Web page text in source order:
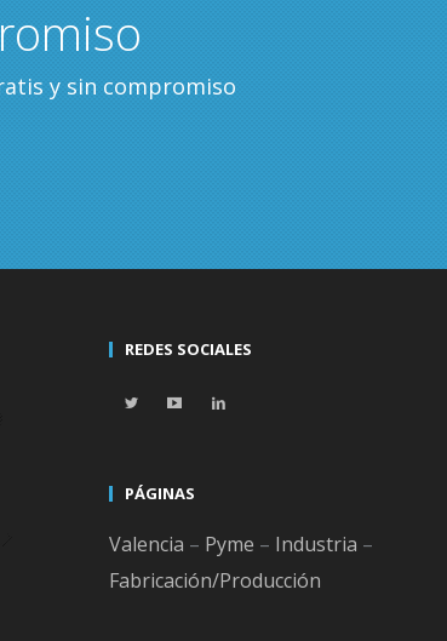
y sin compromiso
REDES SOCIALES
PÁGINAS
Valencia – Pyme – Industria –
Fabricación/Producción